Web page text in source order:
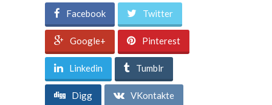
Facebook Twitter
Google+ Pinterest
Linkedin Tumblr
Digg VKontakte